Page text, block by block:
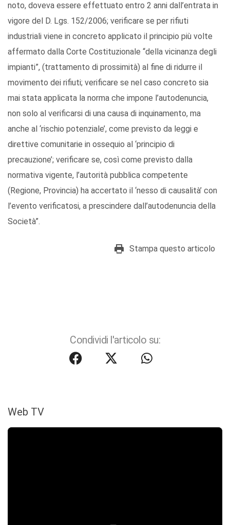
noto, doveva essere effettuato entro 2 anni dall’entrata in
vigore del D. Lgs. 152/2006; verificare se per rifiuti
industriali viene in concreto applicato il principio più volte
affermato dalla Corte Costituzionale “della vicinanza degli
impianti”, (trattamento di prossimità) al fine di ridurre il
movimento dei rifiuti; verificare se nel caso concreto sia
mai stata applicata la norma che impone l’autodenuncia,
non solo al verificarsi di una causa di inquinamento, ma
anche al ‘rischio potenziale’, come previsto da leggi e
direttive comunitarie in ossequio al ‘principio di
precauzione’; verificare se, così come previsto dalla
normativa vigente, l’autorità pubblica competente
(Regione, Provincia) ha accertato il ‘nesso di causalità’ con
l’evento verificatosi, a prescindere dall’autodenuncia della
Società”.
Stampa questo articolo
Condividi l'articolo su:
Web TV